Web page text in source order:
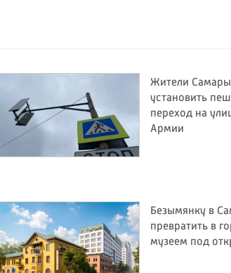
Жители
установить
переход на
Армии
Безымянку в
превратить в
музеем под